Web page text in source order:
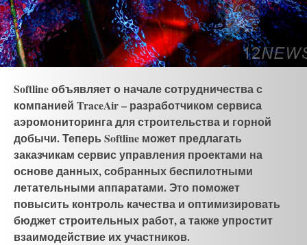
Softline объявляет о начале сотрудничества с
компанией TraceAir – разработчиком сервиса
аэромониторинга для строительства и горной
добычи. Теперь Softline может предлагать
заказчикам сервис управления проектами на
основе данных, собранных беспилотными
летательными аппаратами. Это поможет
повысить контроль качества и оптимизировать
бюджет строительных работ, а также упростит
взаимодействие их участников.